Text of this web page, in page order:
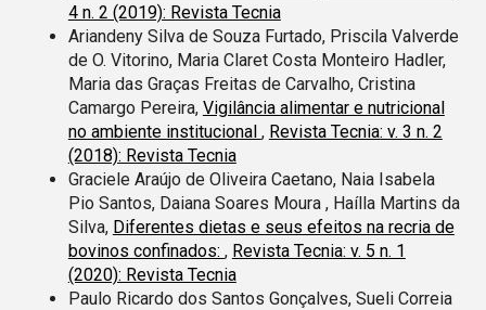
4 n. 2 (2019): Revista Tecnia
Ariandeny Silva de Souza Furtado, Priscila Valverde
de O. Vitorino, Maria Claret Costa Monteiro Hadler,
Maria das Graças Freitas de Carvalho, Cristina
Camargo Pereira, Vigilância alimentar e nutricional
no ambiente institucional , Revista Tecnia: v. 3 n. 2
(2018): Revista Tecnia
Graciele Araújo de Oliveira Caetano, Naia Isabela
Pio Santos, Daiana Soares Moura , Haílla Martins da
Silva, Diferentes dietas e seus efeitos na recria de
bovinos confinados: , Revista Tecnia: v. 5 n. 1
(2020): Revista Tecnia
Paulo Ricardo dos Santos Gonçalves, Sueli Correia